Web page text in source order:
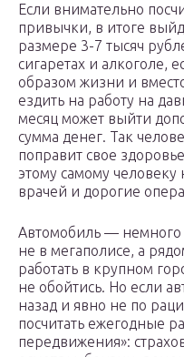
Если внимательно
привычки, в итоге
размере 3-7 тысяч
сигаретах и алкоголе,
образом жизни и
ездить на работу на
месяц может выйти
сумма денег. Так
поправит свое
этому самому человеку
врачей и дорогие
Автомобиль — немного
не в мегаполисе, а
работать в крупном
не обойтись. Но если
назад и явно не по
посчитать ежегодные
передвижения»: